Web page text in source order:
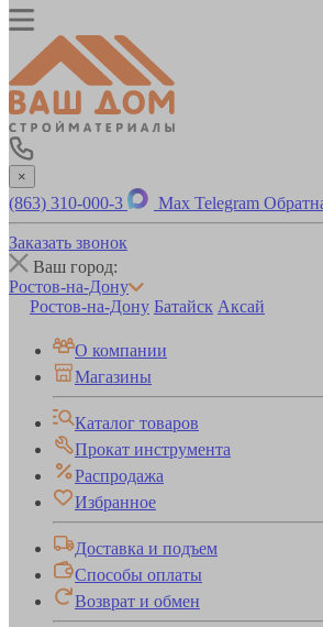
×
(863) 310-000-3 Max Telegram
Заказать звонок
Ваш город:
Ростов-на-Дону
Ростов-на-Дону Батайск Аксай
О компании
Магазины
Каталог товаров
Прокат инструмента
Распродажа
Избранное
Доставка и подъем
Способы оплаты
Возврат и обмен